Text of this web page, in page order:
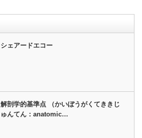
シェアードエコー
解剖学的基準点 （かいぼうがくてききじ
ゅんてん：anatomic…